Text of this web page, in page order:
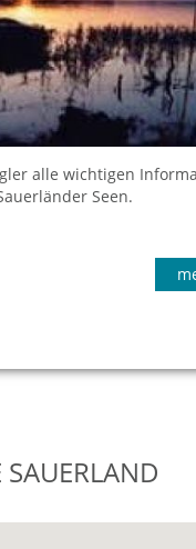
alle wichtigen
Seen.
SAUERLAND